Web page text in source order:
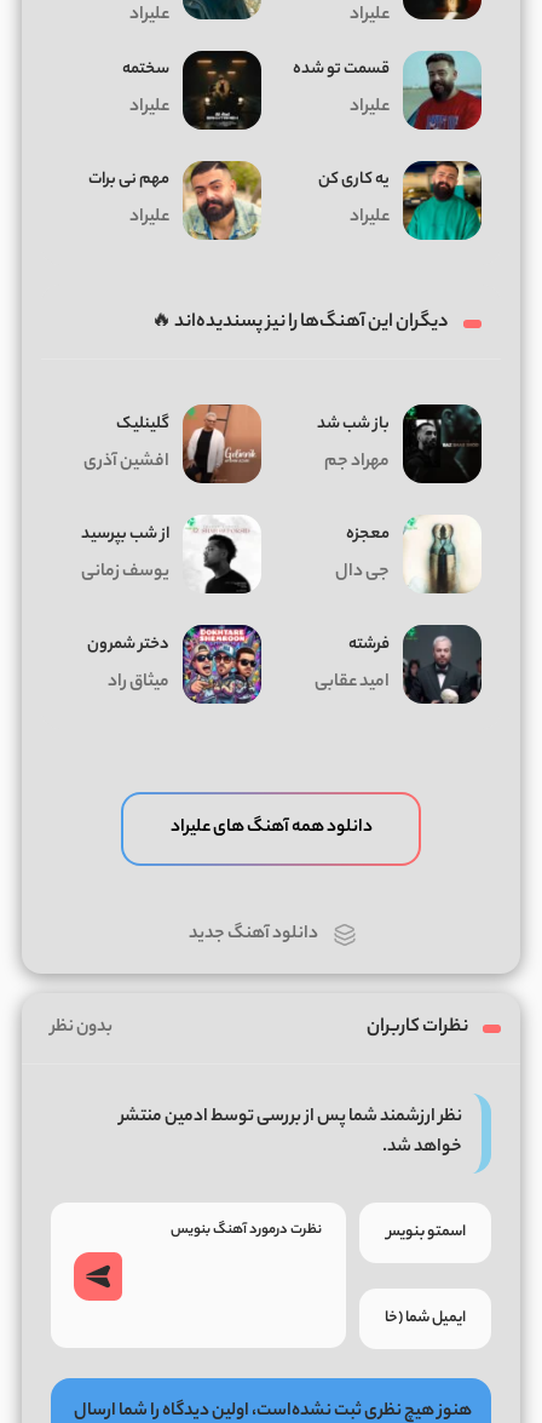
علیراد علیراد
قسمت تو شده
علیراد
سختمه
علیراد
یه کاری کن
علیراد
مهم نی برات
علیراد
دیگران این آهنگ‌ها را نیز پسندیده‌اند 🔥
باز شب شد
مهراد جم
گلینلیک
افشین آذری
معجزه
جی دال
از شب بپرسید
یوسف زمانی
فرشته
امید عقابی
دختر شمرون
میثاق راد
دانلود همه آهنگ های علیراد
دانلود آهنگ جدید
نظرات کاربران بدون نظر
نظر ارزشمند شما پس از بررسی توسط ادمین منتشر
خواهد شد.
هنوز هیچ نظری ثبت نشده‌است، اولین دیدگاه را شما ارسال